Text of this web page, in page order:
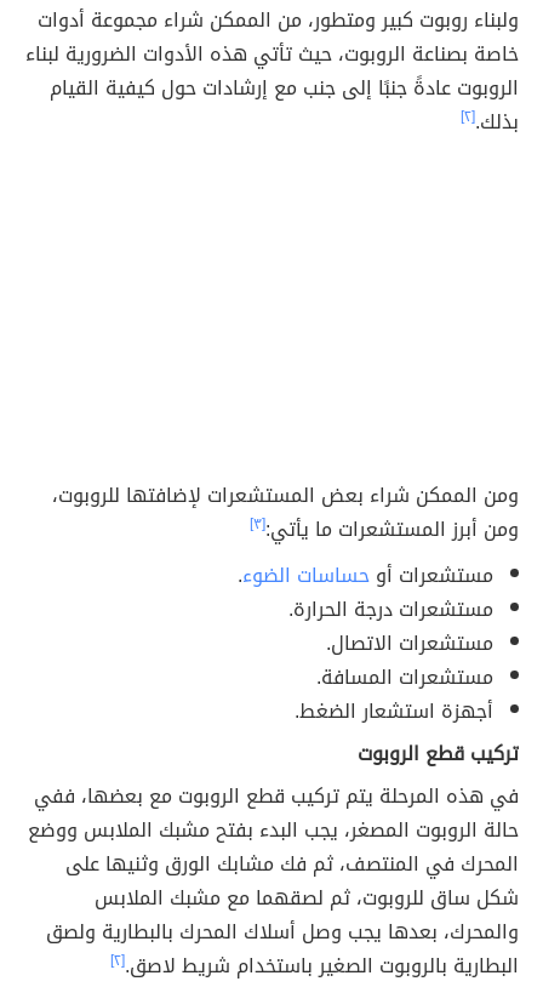
ولبناء روبوت كبير ومتطور، من الممكن شراء مجموعة أدوات
خاصة بصناعة الروبوت، حيث تأتي هذه الأدوات الضرورية لبناء
الروبوت عادةً جنبًا إلى جنب مع إرشادات حول كيفية القيام
بذلك.[٢]
ومن الممكن شراء بعض المستشعرات لإضافتها للروبوت،
ومن أبرز المستشعرات ما يأتي:[٣]
مستشعرات أوحساسات الضوء.
مستشعرات درجة الحرارة.
مستشعرات الاتصال.
مستشعرات المسافة.
أجهزة استشعار الضغط.
تركيب قطع الروبوت
في هذه المرحلة يتم تركيب قطع الروبوت مع بعضها، ففي
حالة الروبوت المصغر، يجب البدء بفتح مشبك الملابس ووضع
المحرك في المنتصف، ثم فك مشابك الورق وثنيها على
شكل ساق للروبوت، ثم لصقهما مع مشبك الملابس
والمحرك، بعدها يجب وصل أسلاك المحرك بالبطارية ولصق
البطارية بالروبوت الصغير باستخدام شريط لاصق.[٢]